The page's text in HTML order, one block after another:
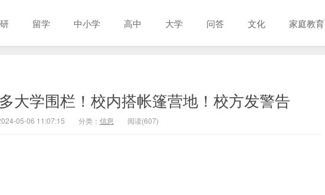
留学 中小学 高中 大学 问答 文化 家庭教育
大学围栏！校内搭帐篷营地！校方发警告
05-06 11:07:15 分类： 信息 阅读(607)